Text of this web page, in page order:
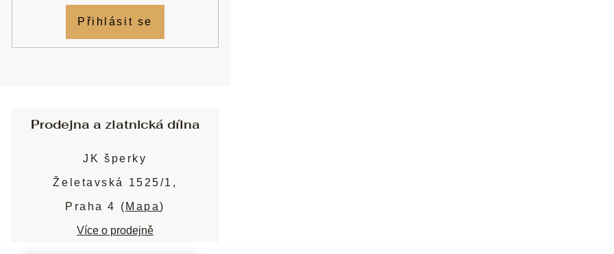
Přihlásit se
Prodejna a zlatnická dílna
JK šperky
Želetavská 1525/1,
Praha 4 ( Mapa)
Více o prodejně